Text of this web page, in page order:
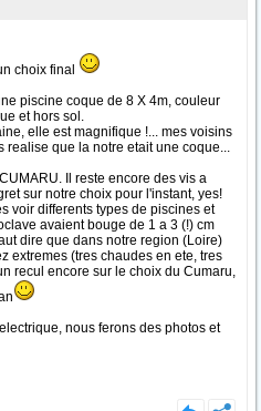
choix final
piscine coque de 8 X 4m, couleur
et hors sol.
elle est magnifique !... mes voisins
realise que la notre etait une coque...
Il reste encore des vis a
sur notre choix pour l'instant, yes!
voir differents types de piscines et
avaient bouge de 1 a 3 (!) cm
dire que dans notre region (Loire)
extremes (tres chaudes en ete, tres
recul encore sur le choix du Cumaru,
nous ferons des photos et